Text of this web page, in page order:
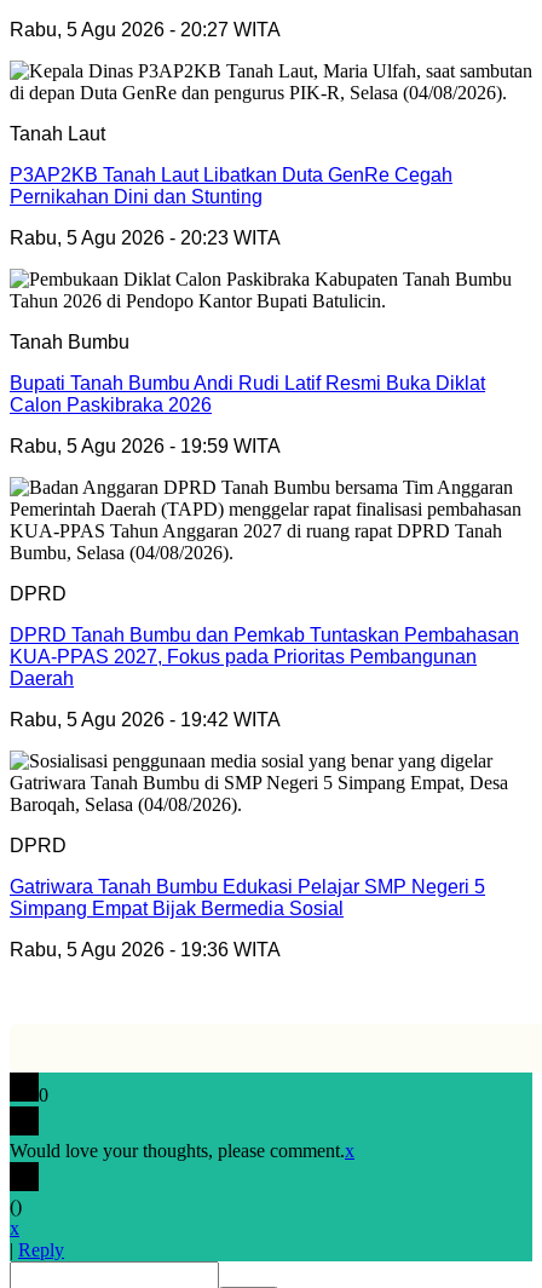
Rabu, 5 Agu 2026 - 20:27 WITA
Tanah Laut
P3AP2KB Tanah Laut Libatkan Duta GenRe Cegah
Pernikahan Dini dan Stunting
Rabu, 5 Agu 2026 - 20:23 WITA
Tanah Bumbu
Bupati Tanah Bumbu Andi Rudi Latif Resmi Buka Diklat
Calon Paskibraka 2026
Rabu, 5 Agu 2026 - 19:59 WITA
DPRD
DPRD Tanah Bumbu dan Pemkab Tuntaskan Pembahasan
KUA-PPAS 2027, Fokus pada Prioritas Pembangunan
Daerah
Rabu, 5 Agu 2026 - 19:42 WITA
DPRD
Gatriwara Tanah Bumbu Edukasi Pelajar SMP Negeri 5
Simpang Empat Bijak Bermedia Sosial
Rabu, 5 Agu 2026 - 19:36 WITA
0
Would love your thoughts, please comment.x
()
x
| Reply